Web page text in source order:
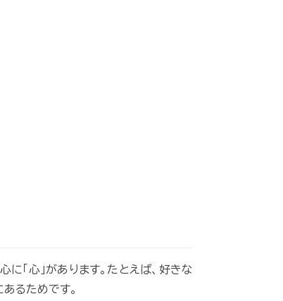
に「心」があります。たとえば、好きな
るためです。